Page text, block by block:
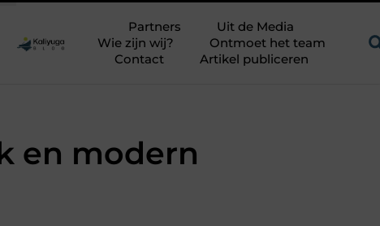
Partners
Uit de Media
Wie zijn wij?
Ontmoet het team
Contact
Artikel publiceren
en modern